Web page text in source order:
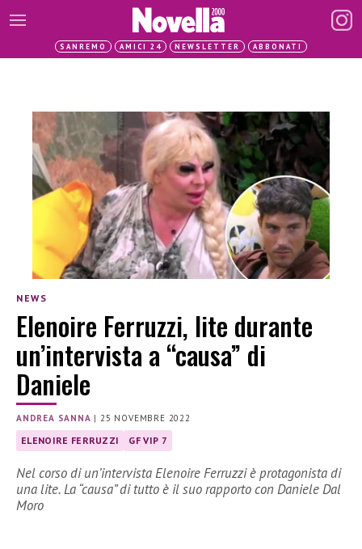
SANREMO AMICI 24 NEWSLETTER ABBONATI
NEWS
Elenoire Ferruzzi, lite durante
un’intervista a “causa” di
Daniele
ANDREA SANNA |25 NOVEMBRE 2022
ELENOIRE FERRUZZI GF VIP 7
Nel corso di un’intervista Elenoire Ferruzzi è protagonista di
una lite. La “causa” di tutto è il suo rapporto con Daniele Dal
Moro